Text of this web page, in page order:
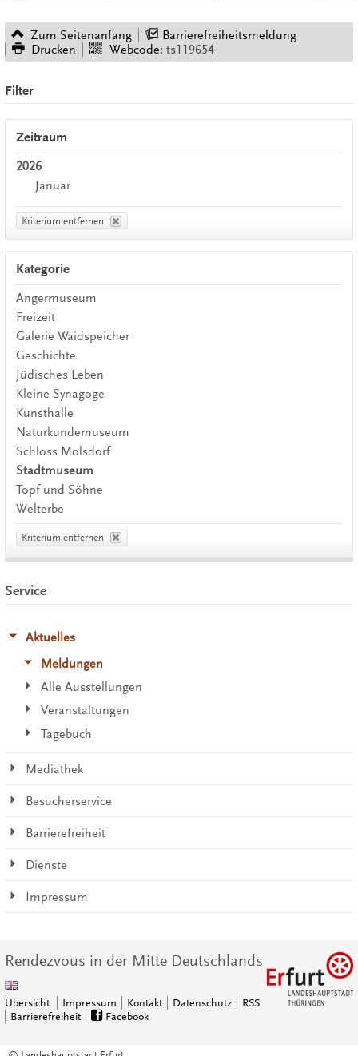
Zum Seitenanfang
Barrierefreiheitsmeldung
Drucken
Webcode: ts119654
Filter
Zeitraum
2026
Januar
Kriterium entfernen
Kategorie
Angermuseum
Freizeit
Galerie Waidspeicher
Geschichte
Jüdisches Leben
Kleine Synagoge
Kunsthalle
Naturkundemuseum
Schloss Molsdorf
Stadtmuseum
Topf und Söhne
Welterbe
Kriterium entfernen
Service
Aktuelles
Meldungen
Alle Ausstellungen
Veranstaltungen
Tagebuch
Mediathek
Besucherservice
Barrierefreiheit
Dienste
Impressum
Rendezvous in der Mitte Deutschlands
Übersicht Impressum Kontakt Datenschutz
RSS
Barrierefreiheit
Facebook